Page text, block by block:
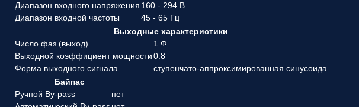
Диапазон входного напряжения 160 - 294 В
Диапазон входной частоты
45 - 65 Гц
Выходные характеристики
Число фаз (выход)
1 Ф
Выходной коэффициент мощности 0.8
Форма выходного сигнала
ступенчато-аппроксимированная синусоида
Байпас
Ручной By-pass
нет